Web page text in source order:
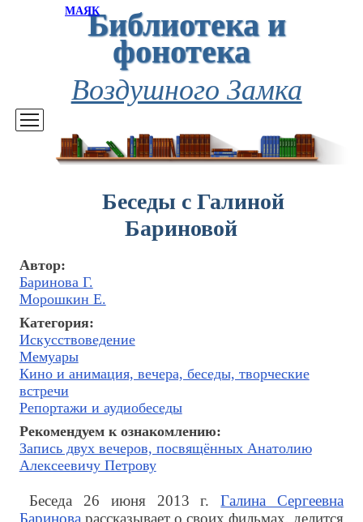
МАЯКБиблиотека и
фонотека
Воздушного Замка
Беседы с Галиной
Бариновой
Автор:
Баринова Г.
Морошкин Е.
Категория:
Искусствоведение
Мемуары
Кино и анимация, вечера, беседы, творческие
встречи
Репортажи и аудиобеседы
Рекомендуем к ознакомлению:
Запись двух вечеров, посвящённых Анатолию
Алексеевичу Петрову
Беседа 26 июня 2013 г.Галина Сергеевна